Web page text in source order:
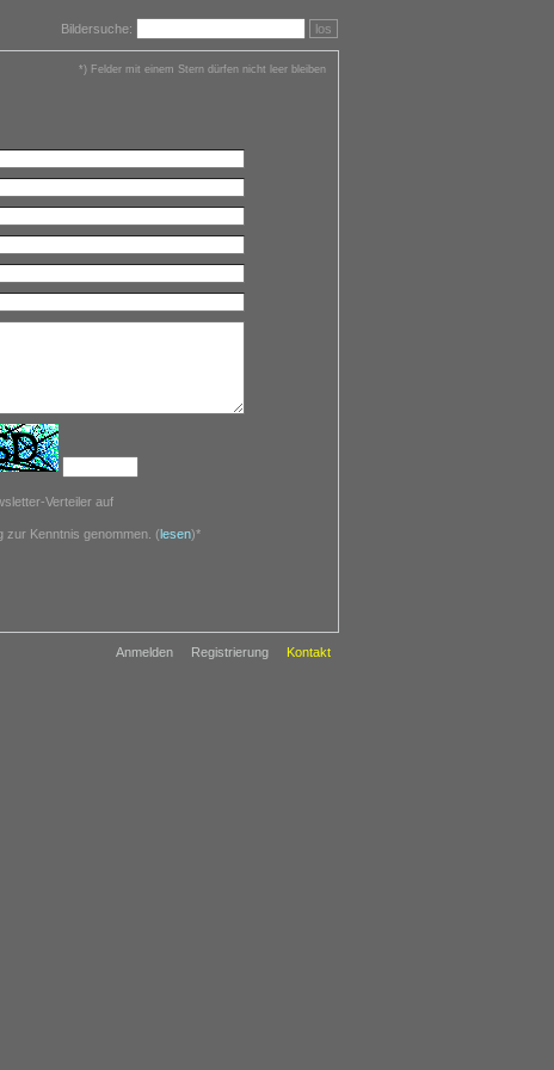
Bildersuche: los
Anmelden Registrierung Kontakt
*) Felder mit einem Stern dürfen nicht leer bleiben
Verteiler auf
Kenntnis genommen. (lesen)*